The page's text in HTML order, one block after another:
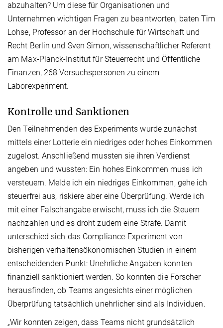
abzuhalten? Um diese für Organisationen und
Unternehmen wichtigen Fragen zu beantworten, baten Tim
Lohse, Professor an der Hochschule für Wirtschaft und
Recht Berlin und Sven Simon, wissenschaftlicher Referent
am Max-Planck-Institut für Steuerrecht und Öffentliche
Finanzen, 268 Versuchspersonen zu einem
Laborexperiment.
Kontrolle und Sanktionen
Den Teilnehmenden des Experiments wurde zunächst
mittels einer Lotterie ein niedriges oder hohes Einkommen
zugelost. Anschließend mussten sie ihren Verdienst
angeben und wussten: Ein hohes Einkommen muss ich
versteuern. Melde ich ein niedriges Einkommen, gehe ich
steuerfrei aus, riskiere aber eine Überprüfung. Werde ich
mit einer Falschangabe erwischt, muss ich die Steuern
nachzahlen und es droht zudem eine Strafe. Damit
unterschied sich das Compliance-Experiment von
bisherigen verhaltensökonomischen Studien in einem
entscheidenden Punkt: Unehrliche Angaben konnten
finanziell sanktioniert werden. So konnten die Forscher
herausfinden, ob Teams angesichts einer möglichen
Überprüfung tatsächlich unehrlicher sind als Individuen.
„Wir konnten zeigen, dass Teams nicht grundsätzlich